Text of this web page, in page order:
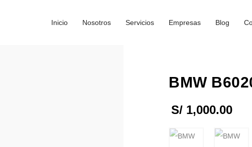
Inicio Nosotros Servicios Empresas Blog
BMW
S/ 1,000.00